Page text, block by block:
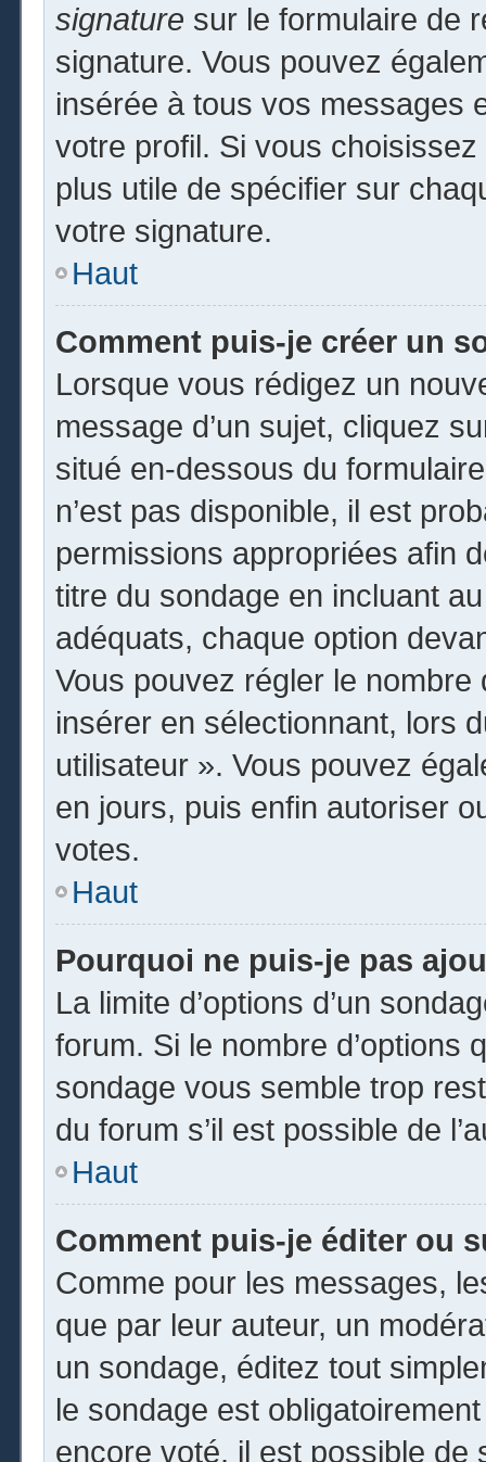
signature sur le formulaire de
signature. Vous pouvez
insérée à tous vos messages
votre profil. Si vous
plus utile de spécifier sur
votre signature.
Haut
Comment puis-je créer un
Lorsque vous rédigez un
message d’un sujet, cliquez
situé en-dessous du
n’est pas disponible, il est
permissions appropriées afin
titre du sondage en incluant
adéquats, chaque option
Vous pouvez régler le nombre
insérer en sélectionnant, lors
utilisateur ». Vous pouvez
en jours, puis enfin autoriser
votes.
Haut
Pourquoi ne puis-je pas
La limite d’options d’un
forum. Si le nombre d’options
sondage vous semble trop
du forum s’il est possible de
Haut
Comment puis-je éditer ou
Comme pour les messages,
que par leur auteur, un
un sondage, éditez tout
le sondage est
encore voté, il est possible de